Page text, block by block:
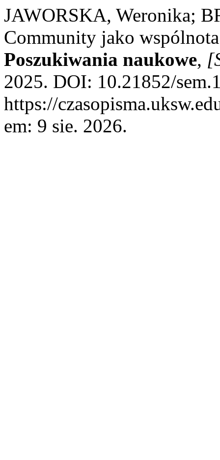
JAWORSKA, Weronika;
Community jako
Poszukiwania naukowe,
2025. DOI: 10.21852/
https://
em: 9 sie. 2026.